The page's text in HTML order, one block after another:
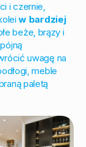
i czernie,
w bardziej
beże, brązy i
uwagę na
meble
paletą